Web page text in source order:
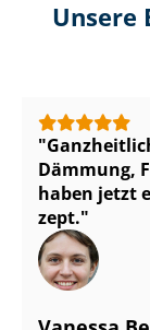
Unsere
Dämmung,
haben jetzt
zept.